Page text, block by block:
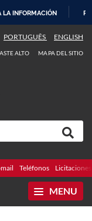
LA INFORMACIÓN
PORTUGUÊS ENGLISH
ALTO MAPA DEL SITIO
Teléfonos Licitaciones
MENU